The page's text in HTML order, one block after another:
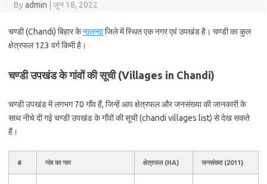
Byadmin जून 18, 2022
चण्डी (Chandi) बिहार केनालन्दाजिले में स्थित एक नगर एवं उपखंड है। चण्डी का कुल
क्षेत्रफल 123 वर्ग किमी है।
चण्डी उपखंड के गांवों की सूची (Villages in Chandi)
चण्डी उपखंड में लगभग 70 गाँव हैं, जिन्हें आप क्षेत्रफल और जनसंख्या की जानकारी के
साथ नीचे दी गई चण्डी उपखंड के गाँवों की सूची (chandi villages list) से देख सकते
हैं।
# गांव का नाम क्षेत्रफल (HA) जनसंख्या (2011)